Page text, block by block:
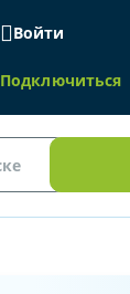
Войти
Подключиться